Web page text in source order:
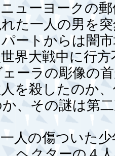
ューヨークの郵
た一人の男を
ートからは闇
界大戦中に行
ーラの彫像の
を殺したのか
、その謎は第
人の傷ついた